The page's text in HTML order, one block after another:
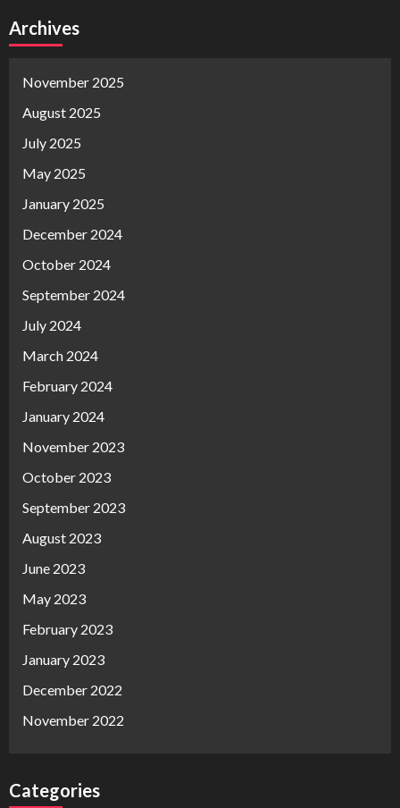
Archives
November 2025
August 2025
July 2025
May 2025
January 2025
December 2024
October 2024
September 2024
July 2024
March 2024
February 2024
January 2024
November 2023
October 2023
September 2023
August 2023
June 2023
May 2023
February 2023
January 2023
December 2022
November 2022
Categories